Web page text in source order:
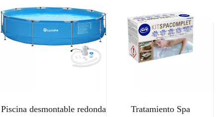
Piscina desmontable redonda
Tratamiento Spa